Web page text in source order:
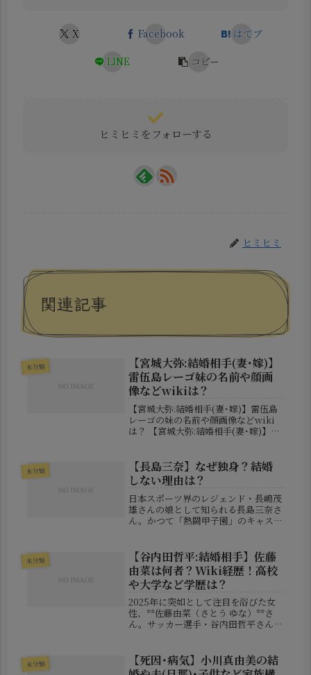
X Facebook
はてブ
LINE
コピー
ヒミヒミをフォローする
ヒミヒミ
関連記事
未分類
【宮城大弥:結婚相手(妻･嫁)】
雷伍島レーゴ妹の名前や顔画
像などwikiは？
【宮城大弥:結婚相手(妻･嫁)】雷伍島
レーゴの妹の名前や顔画像などwiki
は？ 【宮城大弥:結婚相手(妻･嫁)】雷
婚を発表！ プロ野球・オリックス・
バファローズのエースと...
未分類
【長島三奈】なぜ独身？結婚
しない理由は？
日本スポーツ界のレジェンド・長嶋茂
雄さんの娘として知られる長島三奈さ
ん。かつて「熱闘甲子園」のキャスタ
スエヌ」の代表も務める実力派女性で
す。▼関連記事【死因:病気】長嶋茂
雄...
未分類
【谷内田哲平:結婚相手】佐藤
由菜は何者？Wiki経歴！高校
や大学など学歴は？
2025年に突如として注目を浴びた女
性、**佐藤由菜（さとう ゆな）**さ
ん。サッカー選手・谷内田哲平さんと
様」としてスポットライトを浴びる存
在に見えますが、実は彼女自身も地...
未分類
【死因･病気】小川真由美の結